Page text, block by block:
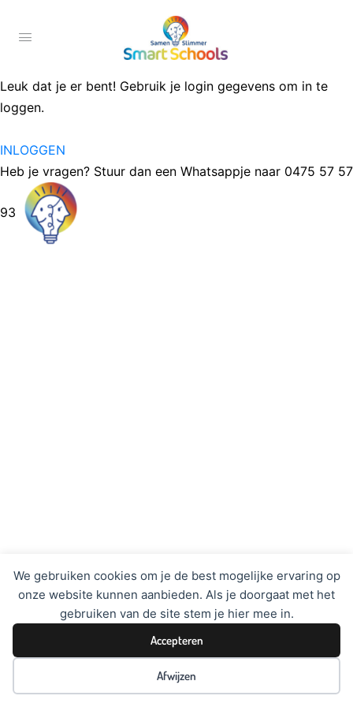
We gebruiken cookies om je de best mogelijke ervaring op
onze website kunnen aanbieden. Als je doorgaat met het
gebruiken van de site stem je hier mee in.
Accepteren
Afwijzen
Leuk dat je er bent! Gebruik je login gegevens om in te
loggen.
INLOGGEN
Heb je vragen? Stuur dan een Whatsappje naar 0475 57 57
93